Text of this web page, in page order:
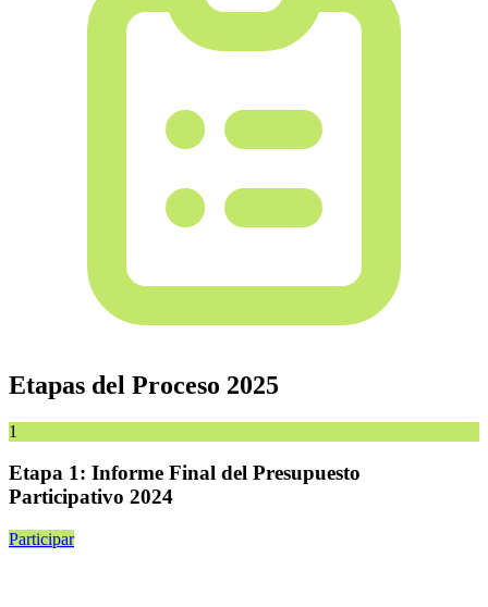
Etapas del Proceso 2025
1
Etapa 1: Informe Final del Presupuesto
Participativo 2024
Participar